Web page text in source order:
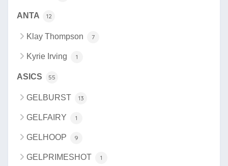
ANTA 12
Klay Thompson 7
Kyrie Irving 1
ASICS 55
GELBURST 13
GELFAIRY 1
GELHOOP 9
GELPRIMESHOT 1